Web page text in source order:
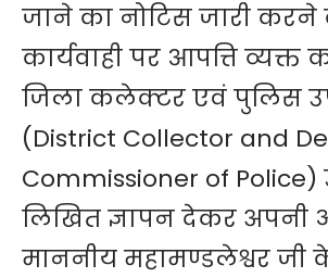
जाने का नोटिस जारी करने
कार्यवाही पर आपत्ति व्यक्त
जिला कलेक्टर एवं पुलिस
(District Collector and
Commissioner of Police)
लिखित ज्ञापन देकर अपनी
माननीय महामण्डलेश्वर जी